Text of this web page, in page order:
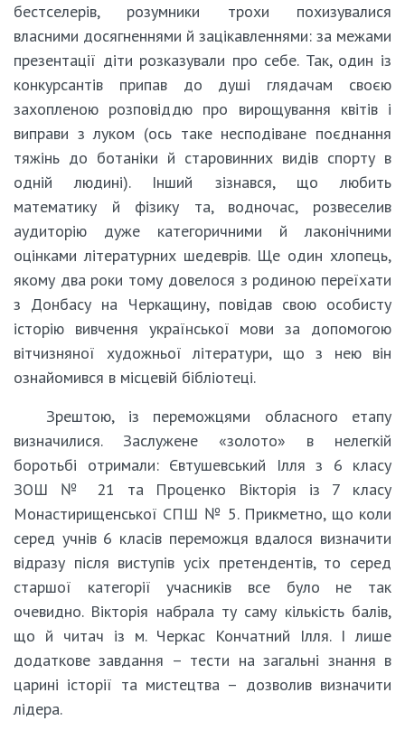
бестселерів, розумники трохи похизувалися
власними досягненнями й зацікавленнями: за межами
презентації діти розказували про себе. Так, один із
конкурсантів припав до душі глядачам своєю
захопленою розповіддю про вирощування квітів і
виправи з луком (ось таке несподіване поєднання
тяжінь до ботаніки й старовинних видів спорту в
одній людині). Інший зізнався, що любить
математику й фізику та, водночас, розвеселив
аудиторію дуже категоричними й лаконічними
оцінками літературних шедеврів. Ще один хлопець,
якому два роки тому довелося з родиною переїхати
з Донбасу на Черкащину, повідав свою особисту
історію вивчення української мови за допомогою
вітчизняної художньої літератури, що з нею він
ознайомився в місцевій бібліотеці.
Зрештою, із переможцями обласного етапу
визначилися. Заслужене «золото» в нелегкій
боротьбі отримали: Євтушевський Ілля з 6 класу
ЗОШ № 21 та Проценко Вікторія із 7 класу
Монастирищенської СПШ № 5. Прикметно, що коли
серед учнів 6 класів переможця вдалося визначити
відразу після виступів усіх претендентів, то серед
старшої категорії учасників все було не так
очевидно. Вікторія набрала ту саму кількість балів,
що й читач із м. Черкас Кончатний Ілля. І лише
додаткове завдання – тести на загальні знання в
царині історії та мистецтва – дозволив визначити
лідера.